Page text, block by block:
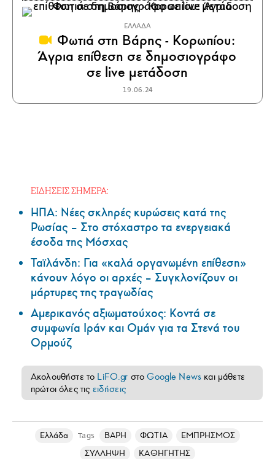
ΕΛΛΑΔΑ
Φωτιά στη Βάρης - Κορωπίου:
Άγρια επίθεση σε δημοσιογράφο
σε live μετάδοση
19.06.24
ΕΙΔΗΣΕΙΣ ΣΗΜΕΡΑ:
ΗΠΑ: Nέες σκληρές κυρώσεις κατά της
Ρωσίας – Στο στόχαστρο τα ενεργειακά
έσοδα της Μόσχας
Ταϊλάνδη: Για «καλά οργανωμένη επίθεση»
κάνουν λόγο οι αρχές – Συγκλονίζουν οι
μάρτυρες της τραγωδίας
Αμερικανός αξιωματούχος: Κοντά σε
συμφωνία Ιράν και Ομάν για τα Στενά του
Ορμούζ
Ακολουθήστε το LiFO.gr στοGoogle News και μάθετε
πρώτοι όλες τις ειδήσεις
Ελλάδα Tags ΒΑΡΗ ΦΩΤΙΑ
ΕΜΠΡΗΣΜΟΣ
ΣΥΛΛΗΨΗ
ΚΑΘΗΓΗΤΗΣ